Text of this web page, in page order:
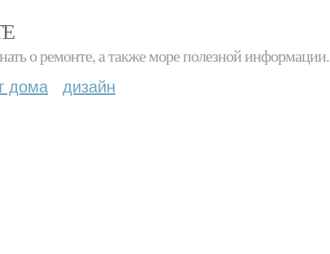
о ремонте, а также море полезной информации.
дома дизайн